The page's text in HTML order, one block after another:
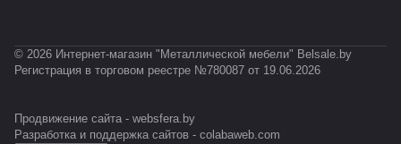
© 2026 Интернет-магазин "Металлической мебели" Belsale.by
Регистрация в торговом реестре №780087 от 19.06.2026
Продвижение сайта - websfera.by
Разработка и поддержка сайтов - colabaweb.com